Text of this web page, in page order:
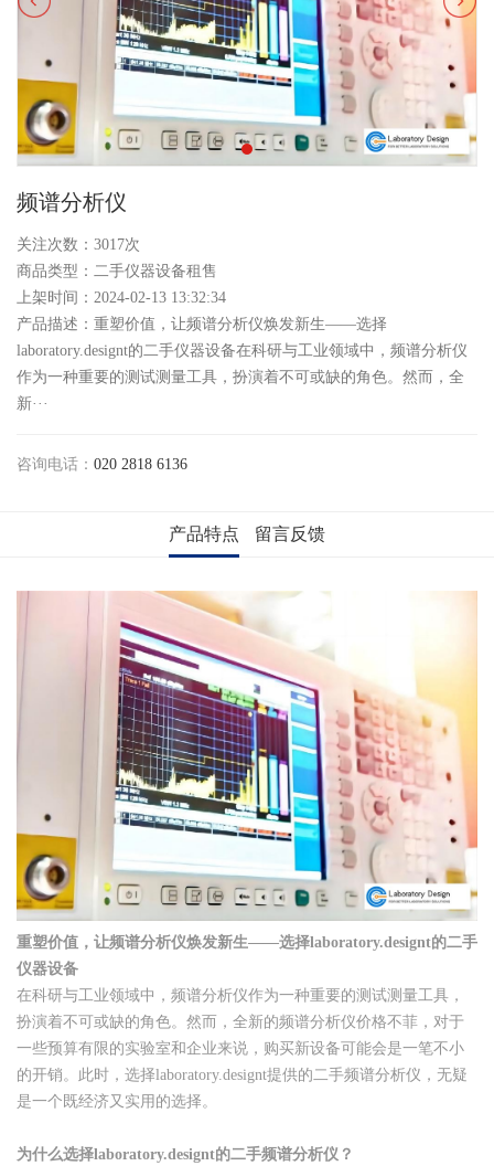
频谱分析仪
关注次数：3017次
商品类型：二手仪器设备租售
上架时间：2024-02-13 13:32:34
产品描述：重塑价值，让频谱分析仪焕发新生——选择
laboratory.designt的二手仪器设备在科研与工业领域中，频谱分析仪
作为一种重要的测试测量工具，扮演着不可或缺的角色。然而，全
新···
咨询电话： 020 2818 6136
产品特点 留言反馈
重塑价值，让频谱分析仪焕发新生——选择laboratory.designt的二手
仪器设备
在科研与工业领域中，频谱分析仪作为一种重要的测试测量工具，
扮演着不可或缺的角色。然而，全新的频谱分析仪价格不菲，对于
一些预算有限的实验室和企业来说，购买新设备可能会是一笔不小
的开销。此时，选择laboratory.designt提供的二手频谱分析仪，无疑
是一个既经济又实用的选择。
为什么选择laboratory.designt的二手频谱分析仪？